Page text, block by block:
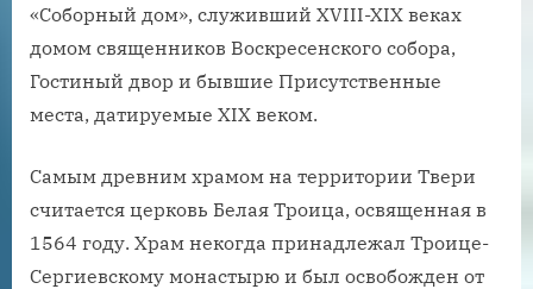
«Соборный дом», служивший XVIII-XIX веках
домом священников Воскресенского собора,
Гостиный двор и бывшие Присутственные
места, датируемые XIX веком.
Самым древним храмом на территории Твери
считается церковь Белая Троица, освященная в
1564 году. Храм некогда принадлежал Троице-
Сергиевскому монастырю и был освобожден от